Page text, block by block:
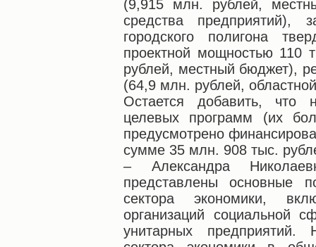
(9,915 млн. рублей,
средства предприятий),
городского полигона
проектной мощностью
рублей, местный бюджет),
(64,9 млн. рублей,
Остается добавить, что
целевых программ (их
предусмотрено
сумме 35 млн. 908 тыс.
– Александра
представлены основные
сектора экономики,
организаций социальной
унитарных предприятий.